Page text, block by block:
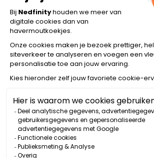
Headless e-commerce
Migratie naar Shopify
Development
Alles over websites
Alles over webdevelopment
Strategie & Concept